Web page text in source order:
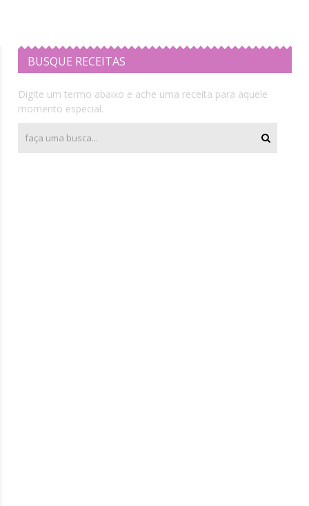
BUSQUE RECEITAS
Digite um termo abaixo e ache uma receita para aquele
momento especial.